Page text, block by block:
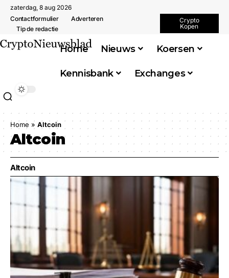
zaterdag, 8 aug 2026
Contactformulier
Adverteren
Tip de redactie
Crypto
Kopen
Home Nieuws Koersen
Kennisbank Exchanges
Home » Altcoin
Altcoin
Altcoin